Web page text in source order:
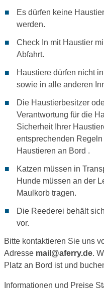
Es dürfen keine
werden.
Check In mit Haustier
Abfahrt.
Haustiere dürfen nicht
sowie in alle anderen
Die Haustierbesitzer
Verantwortung für die
Sicherheit Ihrer
entsprechenden
Haustieren an Bord .
Katzen müssen in
Hunde müssen an der
Maulkorb tragen.
Die Reederei behält
vor.
Bitte kontaktieren Sie uns
Adresse mail@aferry.de.
Platz an Bord ist und
Informationen und Preise